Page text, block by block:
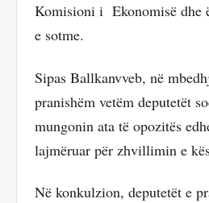
Komisioni i Ekonomisë dhe
e sotme.
Sipas Ballkanvveb, në
pranishëm vetëm deputetët
mungonin ata të opozitës
lajmëruar për zhvillimin e
Në konkulzion, deputetët e